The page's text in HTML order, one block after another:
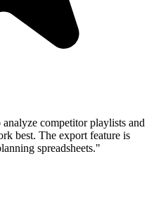
competitor playlists and
best. The export feature is
spreadsheets."